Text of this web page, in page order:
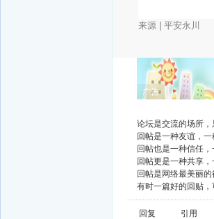
来源 | 平安永川
广告
论坛是交流的场所
回帖是一种友谊，
回帖也是一种信任
回帖更是一种共享，
回帖是网络最美丽的
有时一篇好的回贴，
回复
引用